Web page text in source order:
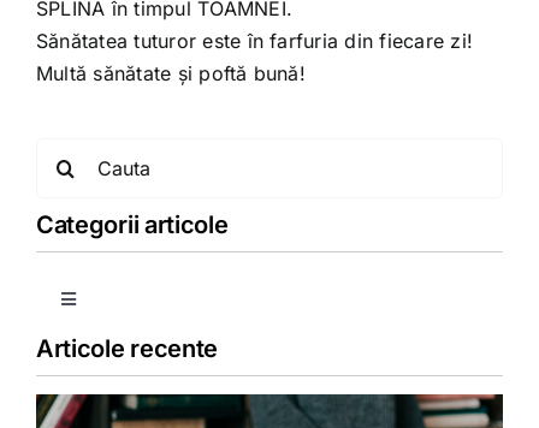
SPLINA în timpul TOAMNEI.
Sănătatea tuturor este în farfuria din fiecare zi!
Multă sănătate şi poftă bună!
Categorii articole
Toggle
Copii
Articole recente